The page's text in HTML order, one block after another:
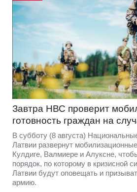
Завтра НВС проверит
готовность граждан на
В субботу (8 августа)
Латвии развернут
Кулдиге, Валмиере и Алуксне,
порядок, по которому в кризисной
Латвии будут оповещать и
армию.